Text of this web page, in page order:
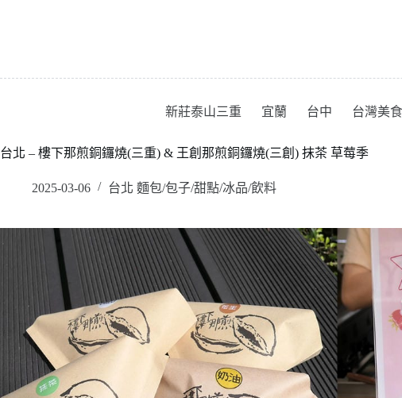
新莊泰山三重 宜蘭 台中 台灣美食
台北 – 樓下那煎銅鑼燒(三重) & 王創那煎銅鑼燒(三創) 抹茶 草莓季
2025-03-06 台北 麵包/包子/甜點/冰品/飲料